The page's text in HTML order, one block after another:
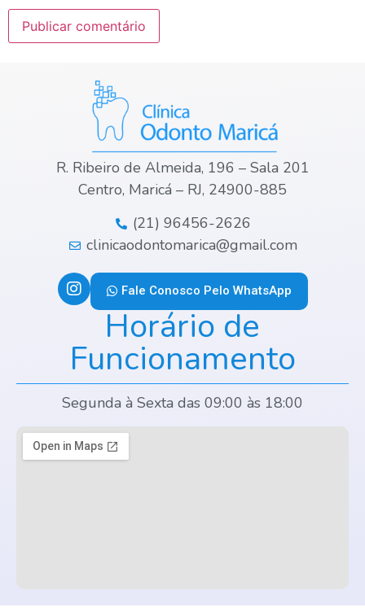
R. Ribeiro de Almeida, 196 – Sala 201
Centro, Maricá – RJ, 24900-885
(21) 96456-2626
clinicaodontomarica@gmail.com
Fale Conosco Pelo WhatsApp
Horário de
Funcionamento
Segunda à Sexta das 09:00 às 18:00